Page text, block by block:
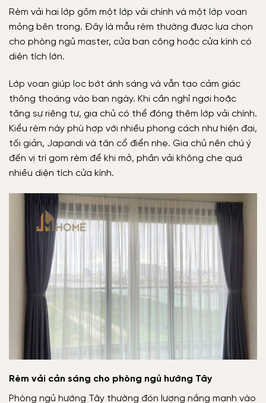
Rèm vải hai lớp gồm một lớp vải chính và một lớp voan
mỏng bên trong. Đây là mẫu rèm thường được lựa chọn
cho phòng ngủ master, cửa ban công hoặc cửa kính có
diện tích lớn.
Lớp voan giúp lọc bớt ánh sáng và vẫn tạo cảm giác
thông thoáng vào ban ngày. Khi cần nghỉ ngơi hoặc
tăng sự riêng tư, gia chủ có thể đóng thêm lớp vải chính.
Kiểu rèm này phù hợp với nhiều phong cách như hiện đại,
tối giản, Japandi và tân cổ điển nhẹ. Gia chủ nên chú ý
đến vị trí gom rèm để khi mở, phần vải không che quá
nhiều diện tích cửa kính.
Rèm vải cản sáng cho phòng ngủ hướng Tây
Phòng ngủ hướng Tây thường đón lượng nắng mạnh vào